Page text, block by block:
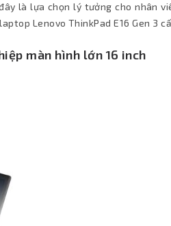
đây là lựa chọn lý tưởng cho nhân
Lenovo ThinkPad E16 Gen 3
màn hình lớn 16 inch